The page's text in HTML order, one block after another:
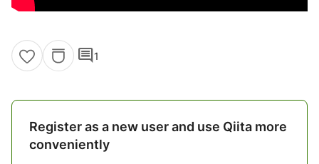
comment1
Register as a new user and use Qiita more
conveniently